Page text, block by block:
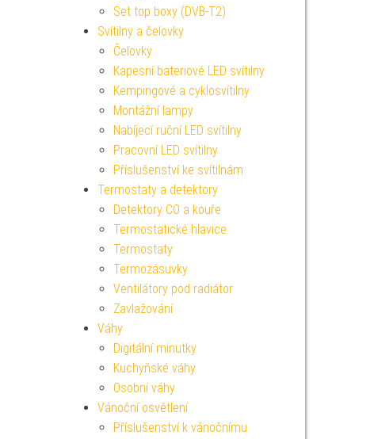
Set top boxy (DVB-T2)
Svítilny a čelovky
Čelovky
Kapesní bateriové LED svítilny
Kempingové a cyklosvítilny
Montážní lampy
Nabíjecí ruční LED svítilny
Pracovní LED svítilny
Příslušenství ke svítilnám
Termostaty a detektory
Detektory CO a kouře
Termostatické hlavice
Termostaty
Termozásuvky
Ventilátory pod radiátor
Zavlažování
Váhy
Digitální minutky
Kuchyňské váhy
Osobní váhy
Vánoční osvětlení
Příslušenství k vánočnímu